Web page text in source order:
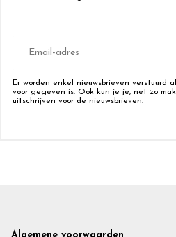
mailadres
Er worden enkel nieuwsbrieven verstuurd
voor gegeven is. Ook kun je je, net zo
uitschrijven voor de nieuwsbrieven.